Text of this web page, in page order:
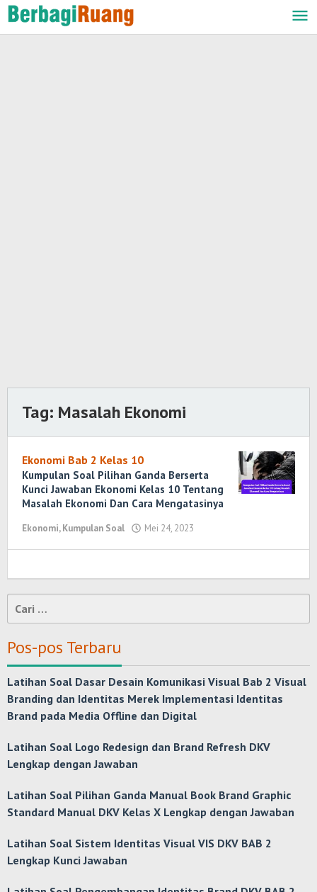
Lewati
ke
Tag: Masalah Ekonomi
Ekonomi Bab 2 Kelas 10
Kumpulan Soal Pilihan Ganda Berserta
Kunci Jawaban Ekonomi Kelas 10 Tentang
Masalah Ekonomi Dan Cara Mengatasinya
Ekonomi,Kumpulan Soal Mei 24, 2023
Cari
untuk:
Pos-pos Terbaru
Latihan Soal Dasar Desain Komunikasi Visual Bab 2 Visual
Branding dan Identitas Merek Implementasi Identitas
Brand pada Media Offline dan Digital
Latihan Soal Logo Redesign dan Brand Refresh DKV
Lengkap dengan Jawaban
Latihan Soal Pilihan Ganda Manual Book Brand Graphic
Standard Manual DKV Kelas X Lengkap dengan Jawaban
Latihan Soal Sistem Identitas Visual VIS DKV BAB 2
Lengkap Kunci Jawaban